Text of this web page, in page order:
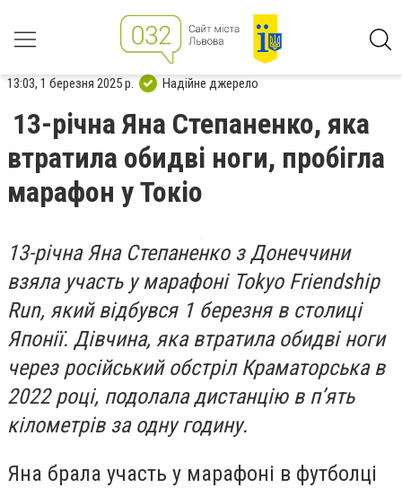
13:03, 1 березня 2025 р. Надійне джерело
13-річна Яна Степаненко, яка
втратила обидві ноги, пробігла
марафон у Токіо
13-річна Яна Степаненко з Донеччини
взяла участь у марафоні Tokyo Friendship
Run, який відбувся 1 березня в столиці
Японії. Дівчина, яка втратила обидві ноги
через російський обстріл Краматорська в
2022 році, подолала дистанцію в п’ять
кілометрів за одну годину.
Яна брала участь у марафоні в футболці